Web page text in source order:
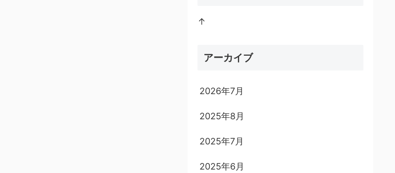
↑
アーカイブ
2026年7月
2025年8月
2025年7月
2025年6月